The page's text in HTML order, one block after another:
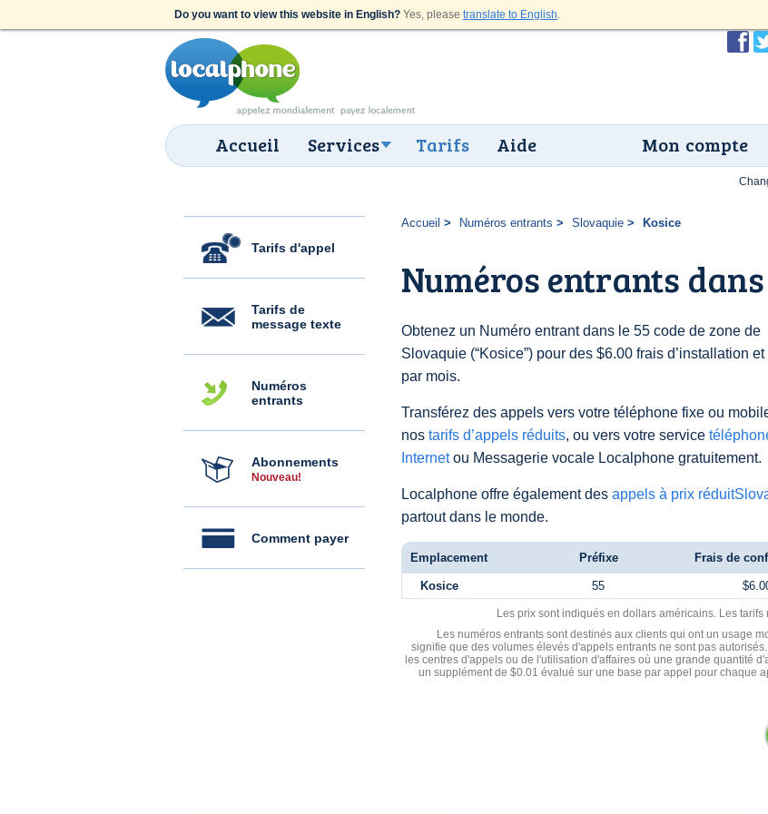
Do you want to view this website in English? Yes, please translate to English.
Accueil Services Tarifs Aide Mon compte
Tarifs d'appel
Tarifs de
message texte
Numéros
entrants
Abonnements
Nouveau!
Comment payer
Accueil Numéros entrants Slovaquie Kosice
Numéros entrants
Obtenez un Numéro entrant dans le 55 code de zone de
Slovaquie (“Kosice”) pour des $6.00 frais d’installation
par mois.
Transférez des appels vers votre téléphone fixe ou
nos tarifs d’appels réduits, ou vers votre service
Internetou Messagerie vocale Localphone gratuitement.
Localphone offre également des appels à prix
partout dans le monde.
Emplacement Préfixe Frais de
Kosice 55
Les prix sont indiqués en dollars américains. Les
Les numéros entrants sont destinés aux clients qui ont un usage
signifie que des volumes élevés d'appels entrants ne sont pas
les centres d'appels ou de l'utilisation d'affaires où une grande quantité
un supplément de $0.01 évalué sur une base par appel pour chaque